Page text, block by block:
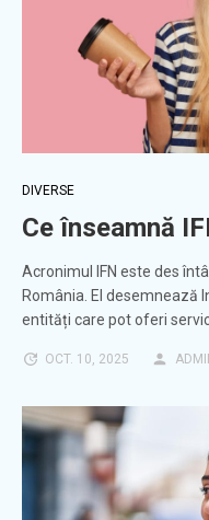
DIVERSE
Ce înseamnă
Acronimul IFN este des
România. El desemnează
entități care pot oferi
OCT. 10, 2025